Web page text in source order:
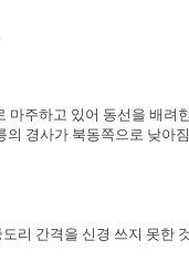
마주하고 있어 동선을 배려
의 경사가 북동쪽으로 낮아
리 간격을 신경 쓰지 못한